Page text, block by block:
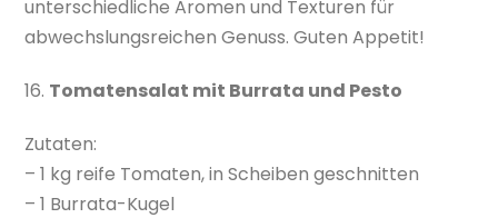
unterschiedliche Aromen und Texturen für
abwechslungsreichen Genuss. Guten Appetit!
16. Tomatensalat mit Burrata und Pesto
Zutaten:
– 1 kg reife Tomaten, in Scheiben geschnitten
– 1 Burrata-Kugel